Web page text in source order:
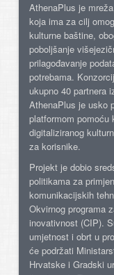
AthenaPlus je
koja ima za cilj
kulturne baštine,
poboljšanje
prilagođavanje
potrebama.
ukupno 40 partnera
AthenaPlus je usko
platformom
digitaliziranog
za korisnike.
Projekt je dobio
politikama za
komunikacijskih
Okvirnog programa
inovativnost (CIP).
umjetnost i obrt u
će podržati
Hrvatske i Gradski